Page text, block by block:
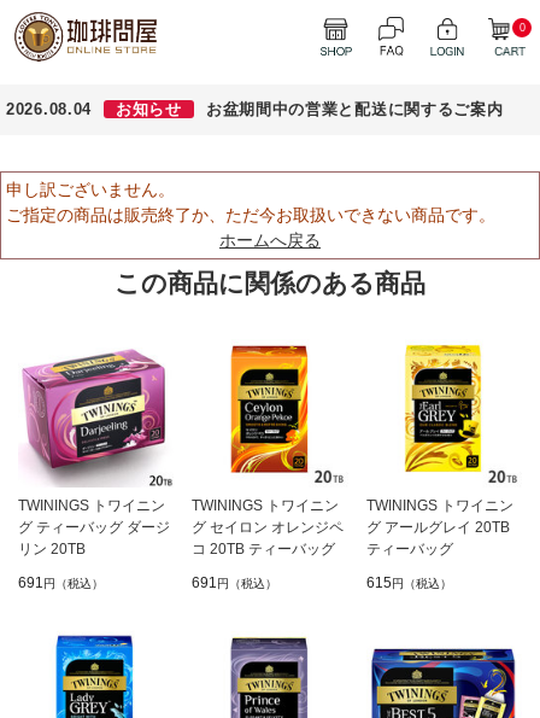
0
2026.08.04 お知らせ お盆期間中の営業と配送に関するご案内
申し訳ございません。
ご指定の商品は販売終了か、ただ今お取扱いできない商品です。
ホームへ戻る
この商品に関係のある商品
TWININGS トワイニン
グ ティーバッグ ダージ
リン 20TB
691円（税込）
TWININGS トワイニン
グ セイロン オレンジペ
コ 20TB ティーバッグ
691円（税込）
TWININGS トワイニン
グ アールグレイ 20TB
ティーバッグ
615円（税込）